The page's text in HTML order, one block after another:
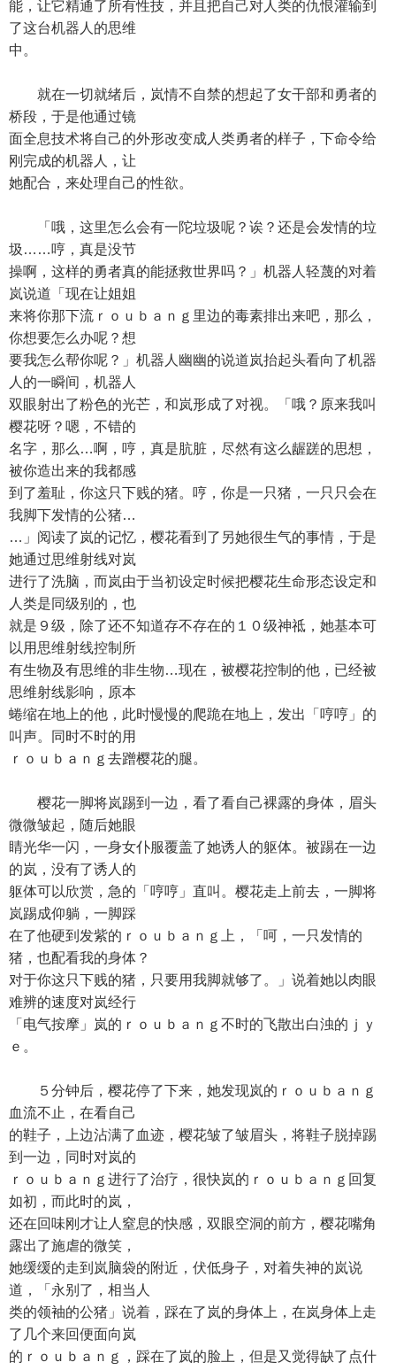
能，让它精通了所有性技，并且把自己对人类的仇恨灌输到
了这台机器人的思维
中。
就在一切就绪后，岚情不自禁的想起了女干部和勇者的
桥段，于是他通过镜
面全息技术将自己的外形改变成人类勇者的样子，下命令给
刚完成的机器人，让
她配合，来处理自己的性欲。
「哦，这里怎么会有一陀垃圾呢？诶？还是会发情的垃
圾……哼，真是没节
操啊，这样的勇者真的能拯救世界吗？」机器人轻蔑的对着
岚说道「现在让姐姐
来将你那下流ｒｏｕｂａｎｇ里边的毒素排出来吧，那么，
你想要怎么办呢？想
要我怎么帮你呢？」机器人幽幽的说道岚抬起头看向了机器
人的一瞬间，机器人
双眼射出了粉色的光芒，和岚形成了对视。「哦？原来我叫
樱花呀？嗯，不错的
名字，那么…啊，哼，真是肮脏，尽然有这么龌蹉的思想，
被你造出来的我都感
到了羞耻，你这只下贱的猪。哼，你是一只猪，一只只会在
我脚下发情的公猪…
…」阅读了岚的记忆，樱花看到了另她很生气的事情，于是
她通过思维射线对岚
进行了洗脑，而岚由于当初设定时候把樱花生命形态设定和
人类是同级别的，也
就是９级，除了还不知道存不存在的１０级神祗，她基本可
以用思维射线控制所
有生物及有思维的非生物…现在，被樱花控制的他，已经被
思维射线影响，原本
蜷缩在地上的他，此时慢慢的爬跪在地上，发出「哼哼」的
叫声。同时不时的用
ｒｏｕｂａｎｇ去蹭樱花的腿。
樱花一脚将岚踢到一边，看了看自己裸露的身体，眉头
微微皱起，随后她眼
睛光华一闪，一身女仆服覆盖了她诱人的躯体。被踢在一边
的岚，没有了诱人的
躯体可以欣赏，急的「哼哼」直叫。樱花走上前去，一脚将
岚踢成仰躺，一脚踩
在了他硬到发紫的ｒｏｕｂａｎｇ上，「呵，一只发情的
猪，也配看我的身体？
对于你这只下贱的猪，只要用我脚就够了。」说着她以肉眼
难辨的速度对岚经行
「电气按摩」岚的ｒｏｕｂａｎｇ不时的飞散出白浊的ｊｙ
ｅ。
５分钟后，樱花停了下来，她发现岚的ｒｏｕｂａｎｇ
血流不止，在看自己
的鞋子，上边沾满了血迹，樱花皱了皱眉头，将鞋子脱掉踢
到一边，同时对岚的
ｒｏｕｂａｎｇ进行了治疗，很快岚的ｒｏｕｂａｎｇ回复
如初，而此时的岚，
还在回味刚才让人窒息的快感，双眼空洞的前方，樱花嘴角
露出了施虐的微笑，
她缓缓的走到岚脑袋的附近，伏低身子，对着失神的岚说
道，「永别了，相当人
类的领袖的公猪」说着，踩在了岚的身体上，在岚身体上走
了几个来回便面向岚
的ｒｏｕｂａｎｇ，踩在了岚的脸上，但是又觉得缺了点什